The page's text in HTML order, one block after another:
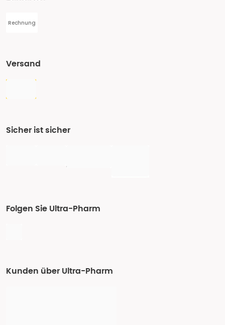
Rechnung
Versand
Sicher ist sicher
Folgen Sie Ultra-Pharm
Kunden über Ultra-Pharm